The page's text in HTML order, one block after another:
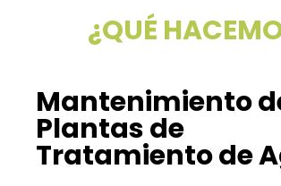
¿QUÉ
Mantenimiento
Plantas de
Tratamiento de